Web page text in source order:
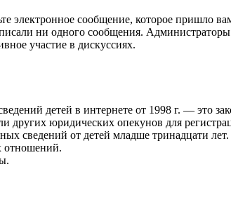
электронное сообщение, которое пришло
ни одного сообщения.
участие в дискуссиях.
детей в интернете от 1998 г. — это
юридических опекунов для
сведений от детей младше тринадцати
отношений.